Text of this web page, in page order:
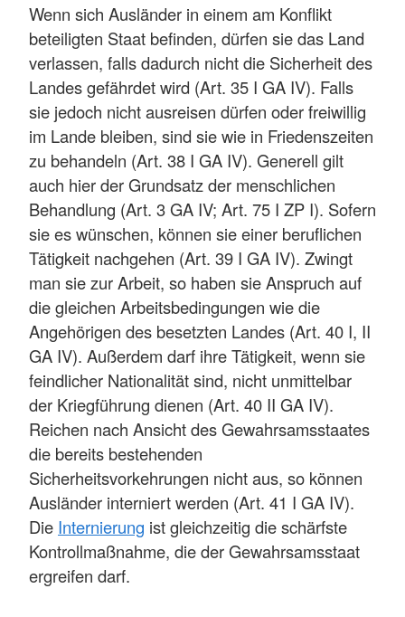
Wenn sich Ausländer in einem am Konflikt
beteiligten Staat befinden, dürfen sie das Land
verlassen, falls dadurch nicht die Sicherheit des
Landes gefährdet wird (Art. 35 I GA IV). Falls
sie jedoch nicht ausreisen dürfen oder freiwillig
im Lande bleiben, sind sie wie in Friedenszeiten
zu behandeln (Art. 38 I GA IV). Generell gilt
auch hier der Grundsatz der menschlichen
Behandlung (Art. 3 GA IV; Art. 75 I ZP I). Sofern
sie es wünschen, können sie einer beruflichen
Tätigkeit nachgehen (Art. 39 I GA IV). Zwingt
man sie zur Arbeit, so haben sie Anspruch auf
die gleichen Arbeitsbedingungen wie die
Angehörigen des besetzten Landes (Art. 40 I, II
GA IV). Außerdem darf ihre Tätigkeit, wenn sie
feindlicher Nationalität sind, nicht unmittelbar
der Kriegführung dienen (Art. 40 II GA IV).
Reichen nach Ansicht des Gewahrsamsstaates
die bereits bestehenden
Sicherheitsvorkehrungen nicht aus, so können
Ausländer interniert werden (Art. 41 I GA IV).
Die Internierung ist gleichzeitig die schärfste
Kontrollmaßnahme, die der Gewahrsamsstaat
ergreifen darf.